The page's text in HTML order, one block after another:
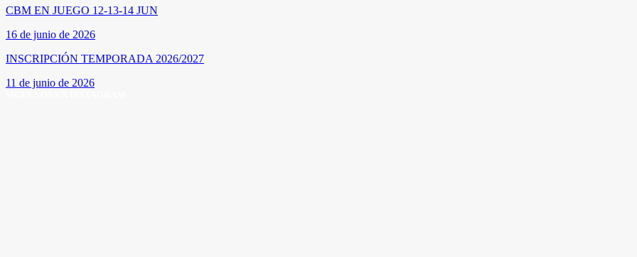
CBM EN JUEGO 12-13-14 JUN
16 de junio de 2026
INSCRIPCIÓN TEMPORADA 2026/2027
11 de junio de 2026